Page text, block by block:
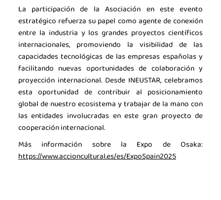
La participación de la Asociación en este evento
estratégico refuerza su papel como agente de conexión
entre la industria y los grandes proyectos científicos
internacionales, promoviendo la visibilidad de las
capacidades tecnológicas de las empresas españolas y
facilitando nuevas oportunidades de colaboración y
proyección internacional. Desde INEUSTAR, celebramos
esta oportunidad de contribuir al posicionamiento
global de nuestro ecosistema y trabajar de la mano con
las entidades involucradas en este gran proyecto de
cooperación internacional.
Más información sobre la Expo de Osaka:
https://www.accioncultural.es/es/ExpoSpain2025